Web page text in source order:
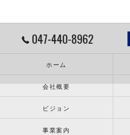
047-440-8962
ホーム
会社概要
ビジョン
事業案内